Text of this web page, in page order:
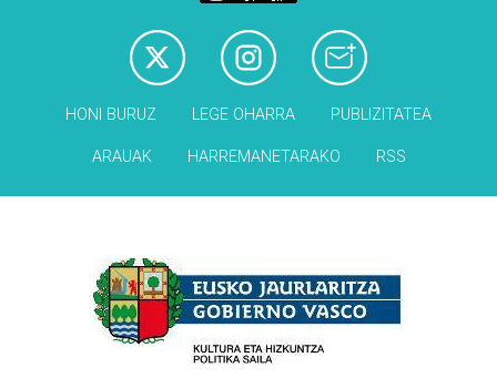
HONI BURUZ LEGE OHARRA PUBLIZITATEA
ARAUAK HARREMANETARAKO RSS